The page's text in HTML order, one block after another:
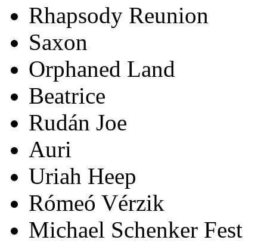
Rhapsody Reunion
Saxon
Orphaned Land
Beatrice
Rudán Joe
Auri
Uriah Heep
Rómeó Vérzik
Michael Schenker Fest